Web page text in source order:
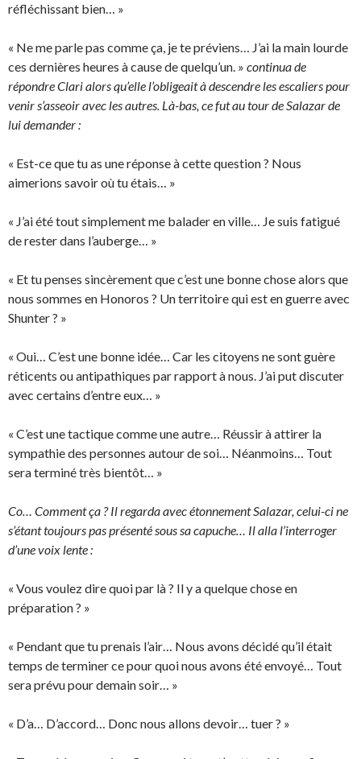
réfléchissant bien… »
« Ne me parle pas comme ça, je te préviens… J’ai la main lourde
ces dernières heures à cause de quelqu’un. » continua de
répondre Clari alors qu’elle l’obligeait à descendre les escaliers pour
venir s’asseoir avec les autres. Là-bas, ce fut au tour de Salazar de
lui demander :
« Est-ce que tu as une réponse à cette question ? Nous
aimerions savoir où tu étais… »
« J’ai été tout simplement me balader en ville… Je suis fatigué
de rester dans l’auberge… »
« Et tu penses sincèrement que c’est une bonne chose alors que
nous sommes en Honoros ? Un territoire qui est en guerre avec
Shunter ? »
« Oui… C’est une bonne idée… Car les citoyens ne sont guère
réticents ou antipathiques par rapport à nous. J’ai put discuter
avec certains d’entre eux… »
« C’est une tactique comme une autre… Réussir à attirer la
sympathie des personnes autour de soi… Néanmoins… Tout
sera terminé très bientôt… »
Co… Comment ça ? Il regarda avec étonnement Salazar, celui-ci ne
s’étant toujours pas présenté sous sa capuche… Il alla l’interroger
d’une voix lente :
« Vous voulez dire quoi par là ? Il y a quelque chose en
préparation ? »
« Pendant que tu prenais l’air… Nous avons décidé qu’il était
temps de terminer ce pour quoi nous avons été envoyé… Tout
sera prévu pour demain soir… »
« D’a… D’accord… Donc nous allons devoir… tuer ? »